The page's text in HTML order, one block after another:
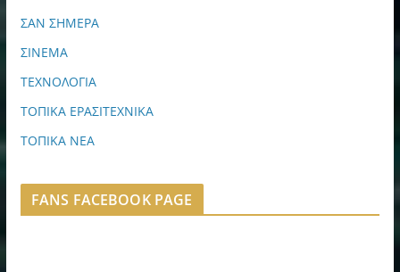
ΣΑΝ ΣΗΜΕΡΑ
ΣΙΝΕΜΑ
ΤΕΧΝΟΛΟΓΙΑ
ΤΟΠΙΚΑ ΕΡΑΣΙΤΕΧΝΙΚΑ
ΤΟΠΙΚΑ ΝΕΑ
FANS FACEBOOK PAGE